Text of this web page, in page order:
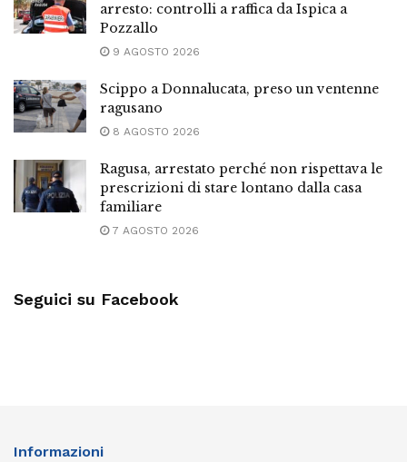
arresto: controlli a raffica da Ispica a
Pozzallo
9 AGOSTO 2026
Scippo a Donnalucata, preso un ventenne
ragusano
8 AGOSTO 2026
Ragusa, arrestato perché non rispettava le
prescrizioni di stare lontano dalla casa
familiare
7 AGOSTO 2026
Seguici su Facebook
Informazioni